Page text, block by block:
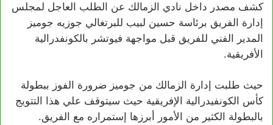
كشف مصدر داخل نادي الزمالك عن الطلب العاجل لمجلس
إدارة الفريق برئاسة حسين لبيب للبرتغالي جوزيه جوميز
المدير الفني للفريق قبل مواجهة فيوتشر بالكونفدرالية
الأفريقية.
حيث طلبت إدارة الزمالك من جوميز ضرورة الفوز ببطولة
كأس الكونفيدرالية الإفريقية حيث سيتوقف علي هذا التتويج
بالبطولة الكثير من الأمور أبرزها إستمراره مع الفريق.